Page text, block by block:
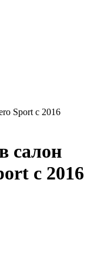
Sport с 2016
салон
с 2016